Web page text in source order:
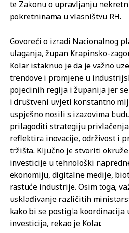
te Zakonu o upravljanju
pokretninama u vlasništvu RH.
Govoreći o izradi Nacionalnog
ulaganja, župan Krapinsko-
Kolar istaknuo je da je važno
trendove i promjene u
pojedinih regija i županija jer
i društveni uvjeti konstantno
uspješno nosili s izazovima
prilagoditi strategiju
reflektira inovacije, održivost i
tržišta. Ključno je stvoriti
investicije u tehnološki
ekonomiju, digitalne medije,
rastuće industrije. Osim toga,
usklađivanje različitih
kako bi se postigla koordinacija
investicija, rekao je Kolar.